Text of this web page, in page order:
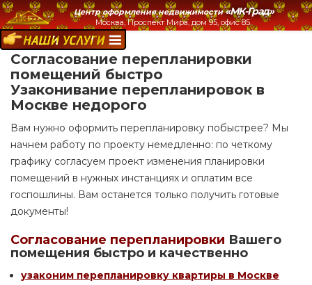
Центр оформления недвижимости «МК-Град»
Москва, Проспект Мира, дом 95, офис 85.
НАШИ УСЛУГИ:
Согласование перепланировки
помещений быстро
Узаконивание перепланировок в
Москве недорого
Вам нужно оформить перепланировку побыстрее? Мы
начнем работу по проекту немедленно: по четкому
графику согласуем проект изменения планировки
помещений в нужных инстанциях и оплатим все
госпошлины. Вам останется только получить готовые
документы!
Согласование перепланировки Вашего
помещения быстро и качественно
узаконим перепланировку квартиры в Москве